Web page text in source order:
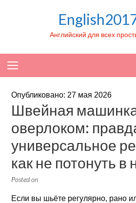
Английский для всех
Опубликовано: 27 мая 2026
Швейная
оверлоком:
универсальное
как не потонуть в
Posted on
Если вы шьёте регулярно, рано